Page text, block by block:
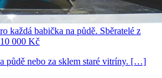
každá babička na půdě. Sběratelé z
000 Kč
půdě nebo za sklem staré vitríny. […]